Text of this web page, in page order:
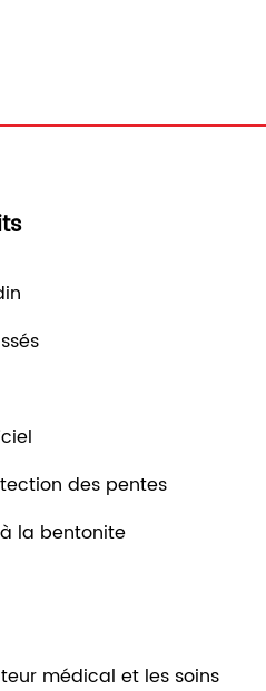
des pentes
la bentonite
médical et les soins